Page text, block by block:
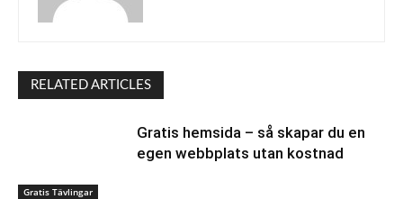
RELATED ARTICLES
Gratis Tävlingar
Gratis hemsida – så skapar du en
egen webbplats utan kostnad